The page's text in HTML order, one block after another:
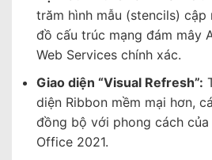
trăm hình mẫu (stencils) cập
đồ cấu trúc mạng đám mây
Web Services chính xác.
Giao diện “Visual Refresh”:
diện Ribbon mềm mại hơn,
đồng bộ với phong cách của
Office 2021.